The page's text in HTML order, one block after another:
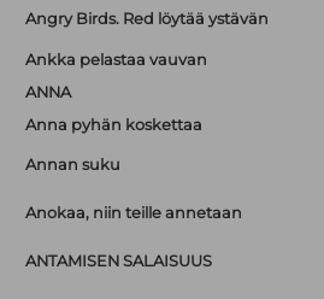
Angry Birds. Red löytää ystävän
Ankka pelastaa vauvan
ANNA
Anna pyhän koskettaa
Annan suku
Anokaa, niin teille annetaan
ANTAMISEN SALAISUUS